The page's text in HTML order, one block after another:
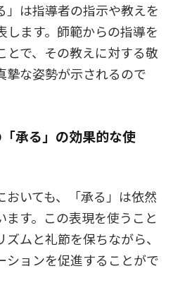
」は指導者の指示や教えを
します。師範からの指導を
とで、その教えに対する敬
摯な姿勢が示されるので
承る」の効果的な使
おいても、「承る」は依然
ます。この表現を使うこと
ムと礼節を保ちながら、
ションを促進することがで